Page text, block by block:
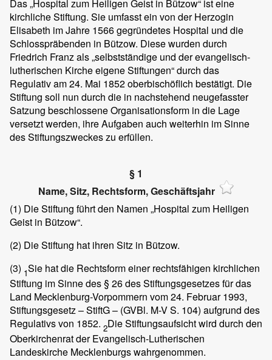
Das „Hospital zum Heiligen Geist in Bützow“ ist eine
kirchliche Stiftung. Sie umfasst ein von der Herzogin
Elisabeth im Jahre 1566 gegründetes Hospital und die
Schlosspräbenden in Bützow. Diese wurden durch
Friedrich Franz als „selbstständige und der evangelisch-
lutherischen Kirche eigene Stiftungen“ durch das
Regulativ am 24. Mai 1852 oberbischöflich bestätigt. Die
Stiftung soll nun durch die in nachstehend neugefasster
Satzung beschlossene Organisationsform in die Lage
versetzt werden, ihre Aufgaben auch weiterhin im Sinne
des Stiftungszweckes zu erfüllen.
§ 1
Name, Sitz, Rechtsform, Geschäftsjahr
(1) Die Stiftung führt den Namen „Hospital zum Heiligen
Geist in Bützow“.
(2) Die Stiftung hat ihren Sitz in Bützow.
(3) 1Sie hat die Rechtsform einer rechtsfähigen kirchlichen
Stiftung im Sinne des § 26 des Stiftungsgesetzes für das
Land Mecklenburg-Vorpommern vom 24. Februar 1993,
Stiftungsgesetz – StiftG – (GVBl. M-V S. 104) aufgrund des
Regulativs von 1852. 2Die Stiftungsaufsicht wird durch den
Oberkirchenrat der Evangelisch-Lutherischen
Landeskirche Mecklenburgs wahrgenommen.